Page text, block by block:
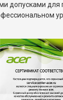
допусками для